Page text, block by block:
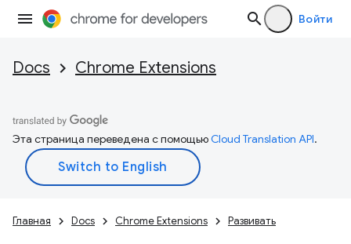
Войти
Docs Chrome Extensions
Эта страница переведена с помощьюCloud Translation API.
Главная Docs Chrome Extensions Развивать